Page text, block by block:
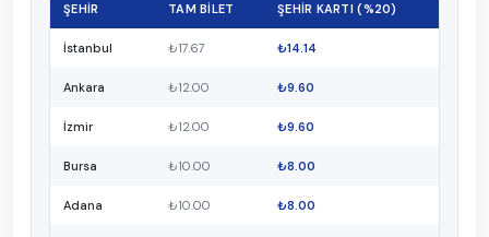
ŞEHIR TAM BILET ŞEHIR KARTI (%20)
İstanbul ₺17.67 ₺14.14
Ankara ₺12.00 ₺9.60
İzmir ₺12.00 ₺9.60
Bursa ₺10.00 ₺8.00
Adana ₺10.00 ₺8.00